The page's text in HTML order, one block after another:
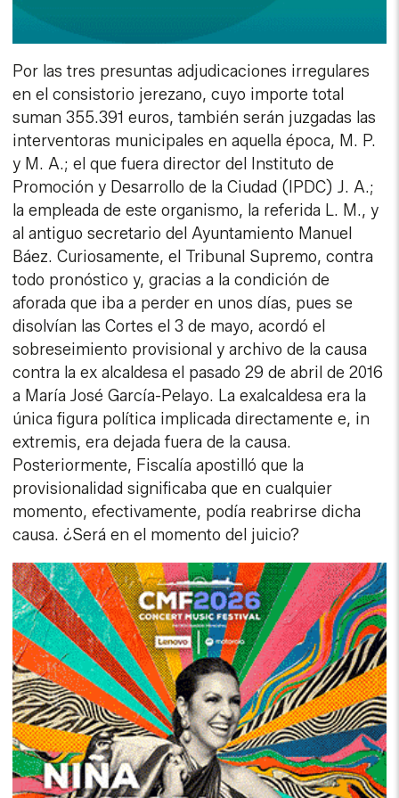
Por las tres presuntas adjudicaciones irregulares
en el consistorio jerezano, cuyo importe total
suman 355.391 euros, también serán juzgadas las
interventoras municipales en aquella época, M. P.
y M. A.; el que fuera director del Instituto de
Promoción y Desarrollo de la Ciudad (IPDC) J. A.;
la empleada de este organismo, la referida L. M., y
al antiguo secretario del Ayuntamiento Manuel
Báez. Curiosamente, el Tribunal Supremo, contra
todo pronóstico y, gracias a la condición de
aforada que iba a perder en unos días, pues se
disolvían las Cortes el 3 de mayo, acordó el
sobreseimiento provisional y archivo de la causa
contra la ex alcaldesa el pasado 29 de abril de 2016
a María José García-Pelayo. La exalcaldesa era la
única figura política implicada directamente e, in
extremis, era dejada fuera de la causa.
Posteriormente, Fiscalía apostilló que la
provisionalidad significaba que en cualquier
momento, efectivamente, podía reabrirse dicha
causa. ¿Será en el momento del juicio?